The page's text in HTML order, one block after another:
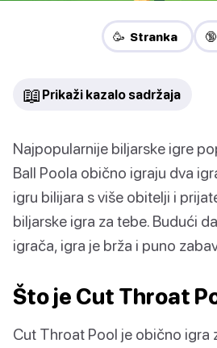
🥳 Stranka
📖 Prikaži kazalo sadržaja
Najpopularnije biljarske igre
Ball Poola obično igraju dva
igru bilijara s više obitelji i
biljarske igra za tebe. Budući
igrača, igra je brža i puno
Što je Cut Throat
Cut Throat Pool je obično igra